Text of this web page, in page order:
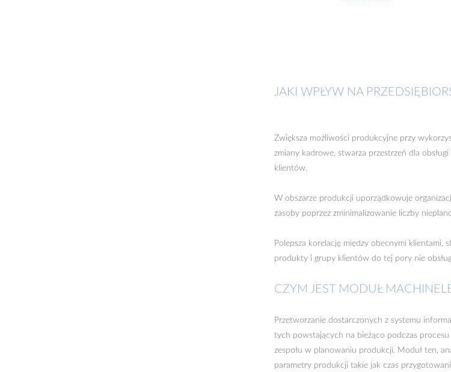
JAKI WPŁYW NA
Zwiększa możliwości produkcyjne przy
zmiany kadrowe, stwarza przestrzeń dla
klientów.
W obszarze produkcji uporządkowuje
zasoby poprzez zminimalizowanie liczby
Polepsza korelację między obecnymi
produkty i grupy klientów do tej pory nie
CZYM JEST MODUŁ
Przetworzanie dostarczonych z systemu
tych powstających na bieżąco podczas
zespołu w planowaniu produkcji. Moduł ten,
parametry produkcji takie jak czas